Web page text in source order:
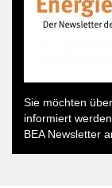
Sie möchten
informiert
BEA Newsletter